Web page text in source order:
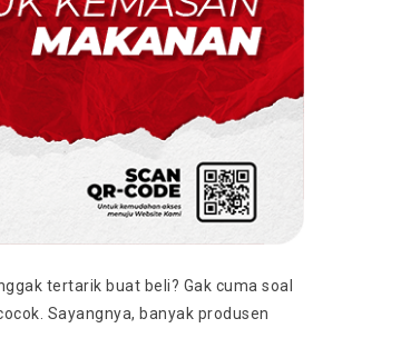
tertarik buat beli? Gak cuma soal
Sayangnya, banyak produsen